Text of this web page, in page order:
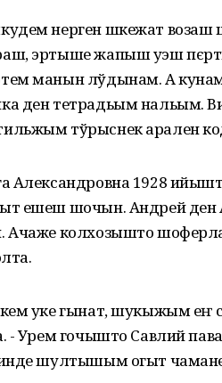
нерген шкежат
эртыше жапыш уэш
манын лўдынам. А
ден тетрадьым нальым.
тўрыснек арален
Александровна 1928
ешеш шочын. Андрей
Ачаже колхозышто
уке гынат, шукыжым
- Урем гочышто Савлий
шултышым огыт